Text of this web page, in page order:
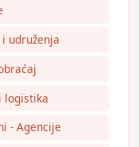
udruženja
logistika
- Agencije